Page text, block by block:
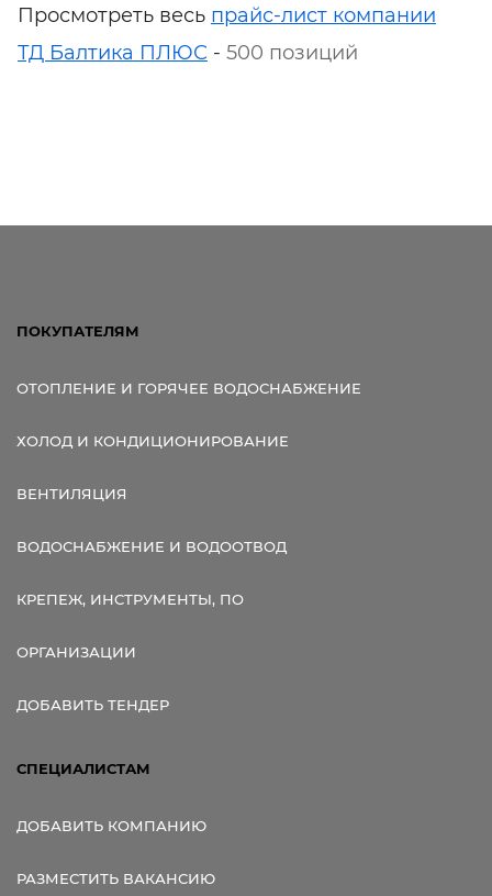
указана за
кольцо h – 200
Черкассы
Просмотреть весь прайс-лист компании
ТД Балтика ПЛЮС - 500 позиций
ПОКУПАТЕЛЯМ
ОТОПЛЕНИЕ И ГОРЯЧЕЕ ВОДОСНАБЖЕНИЕ
ХОЛОД И КОНДИЦИОНИРОВАНИЕ
ВЕНТИЛЯЦИЯ
ВОДОСНАБЖЕНИЕ И ВОДООТВОД
КРЕПЕЖ, ИНСТРУМЕНТЫ, ПО
ОРГАНИЗАЦИИ
ДОБАВИТЬ ТЕНДЕР
СПЕЦИАЛИСТАМ
ДОБАВИТЬ КОМПАНИЮ
РАЗМЕСТИТЬ ВАКАНСИЮ